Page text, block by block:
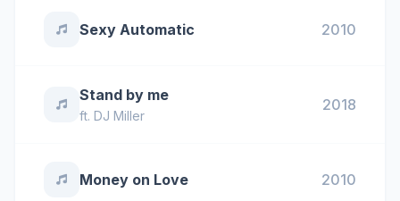
Sexy Automatic 2010
Stand by me
ft. DJ Miller
2018
Money on Love 2010